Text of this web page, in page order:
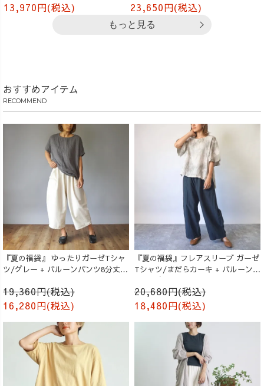
13,970円(税込)
23,650円(税込)
もっと見る
おすすめアイテム
RECOMMEND
『夏の福袋』 ゆったりガーゼTシャ
ツ/グレー + バルーンパンツ8分丈/
19,360円(税込)
16,280円(税込)
『夏の福袋』フレアスリーブ ガーゼ
Tシャツ/まだらカーキ + バルーンパ
ンツ/ブラック
20,680円(税込)
18,480円(税込)